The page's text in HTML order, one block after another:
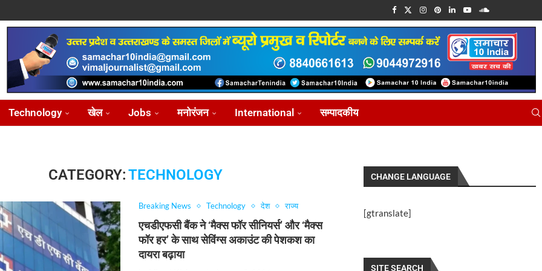
Technology खेल Jobs मनोरंजन International सम्पादकीय
CATEGORY:TECHNOLOGY
Breaking News Technology देश राज्य
एचडीएफसी बैंक ने ‘मैक्स फॉर सीनियर्स’ और ‘मैक्स
फॉर हर’ के साथ सेविंग्स अकाउंट की पेशकश का
दायरा बढ़ाया
CHANGE LANGUAGE
[gtranslate]
SITE SEARCH